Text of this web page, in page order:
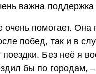
важна поддержка
помогает. Она
побед, так и в
поездки. Без неё я
бы по городам,